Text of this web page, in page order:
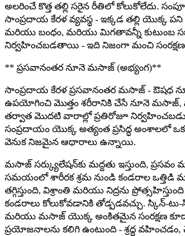
అలరించే కొత్త తల్లి సరైన రీతిలో కోలుకోలేదు.
సాంప్రదాయ కేరళ వ్యవస్థ - ఇక్కడ తల్లి యొక్క పని
మరియు బంధం, మరియు మిగతావన్నీ కుటుంబ
నిర్వహించబడతాయి - ఇది నిజంగా మంచి
** ప్రసవానంతర నూనె మసాజ్ (అభ్యంగ)**
సాంప్రదాయ కేరళ ప్రసవానంతర మసాజ్ - ఔషధ
ఉపయోగించి మొత్తం శరీరానికి చేసే నూనె మసాజ్,
తర్వాత మొదటి వారాల్లో ప్రతిరోజూ
సంప్రదాయం యొక్క అత్యంత ప్రసిద్ధ అంశాలలో
వెనుక నిజమైన ఆధారాలు ఉన్నాయి.
మసాజ్ సర్క్యులేషన్‌కు మద్దతు ఇస్తుంది, ప్రసవం
సమయంలో శారీరక శ్రమ నుండి కండరాల ఒత్తిడి
తగ్గిస్తుంది, విశ్రాంతి మరియు నిద్రను
కండరాలు కోలుకోవడానికి తోడ్పడవచ్చు. స్కిన్-టు-
మరియు మసాజ్ యొక్క అంకితమైన సంరక్షణ
ప్రయోజనాలను కలిగి ఉంటుంది - శ్రద్ధ వహించడం,